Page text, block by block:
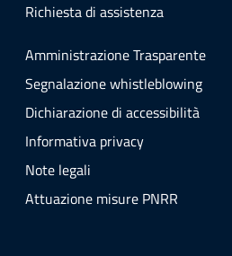
Richiesta di assistenza
Amministrazione Trasparente
Segnalazione whistleblowing
Dichiarazione di accessibilità
Informativa privacy
Note legali
Attuazione misure PNRR